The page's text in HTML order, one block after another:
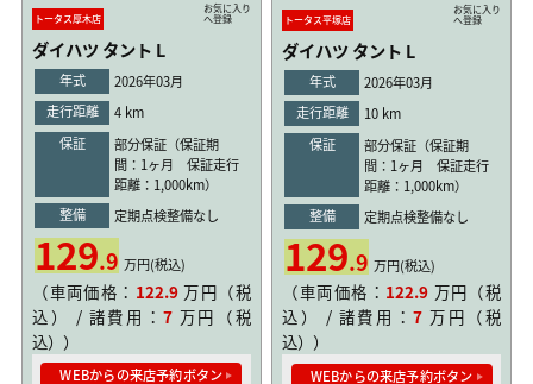
トータス厚木店
お気に入り
へ登録
ダイハツ タント L
年式
2026年03月
走行距離
4 km
保証
部分保証（保証期
間：1ヶ月 保証走行
距離：1,000km）
整備
定期点検整備なし
129.9 万円(税込)
（車両価格： 122.9万円（税
込） / 諸費用：7 万円（税
込））
WEBからの来店予約ボタン
トータス平塚店
お気に入り
へ登録
ダイハツ タント L
年式
2026年03月
走行距離
10 km
保証
部分保証（保証期
間：1ヶ月 保証走行
距離：1,000km）
整備
定期点検整備なし
129.9 万円(税込)
（車両価格： 122.9 万円（税
込） / 諸費用：7 万円（税
込））
WEBからの来店予約ボタン